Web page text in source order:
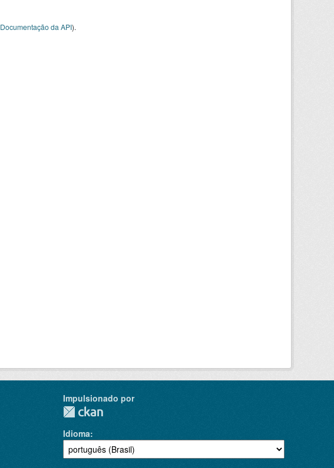
Documentação da API).
Impulsionado por
Idioma